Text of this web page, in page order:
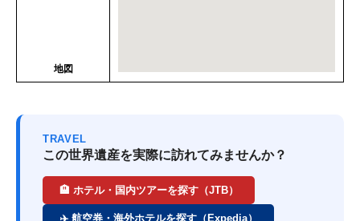
地図
TRAVEL
この世界遺産を実際に訪れてみませんか？
🏨 ホテル・国内ツアーを探す（JTB）
✈️ 航空券・海外ホテルを探す（Expedia）